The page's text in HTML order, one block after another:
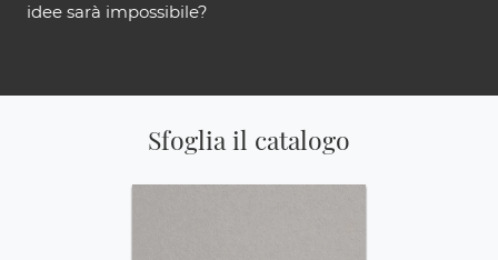
idee sarà impossibile?
Sfoglia il catalogo